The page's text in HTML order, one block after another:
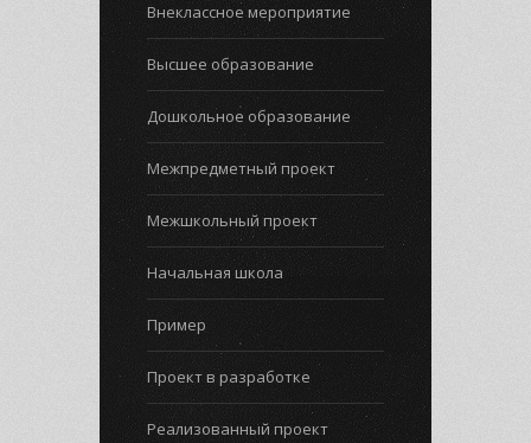
Внеклассное мероприятие
Высшее образование
Дошкольное образование
Межпредметный проект
Межшкольный проект
Начальная школа
Пример
Проект в разработке
Реализованный проект